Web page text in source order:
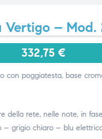
Vertigo – Mod.
332,75 €
con poggiatesta, base
della rete, nelle
– grigio chiaro – blu